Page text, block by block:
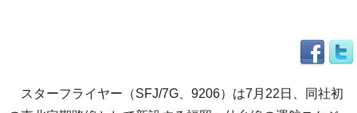
スターフライヤー（SFJ/7G、9206）は7月22日、同社初